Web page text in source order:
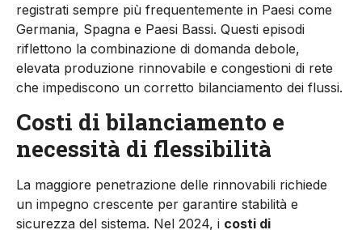
registrati sempre più frequentemente in Paesi come
Germania, Spagna e Paesi Bassi. Questi episodi
riflettono la combinazione di domanda debole,
elevata produzione rinnovabile e congestioni di rete
che impediscono un corretto bilanciamento dei flussi.
Costi di bilanciamento e
necessità di flessibilità
La maggiore penetrazione delle rinnovabili richiede
un impegno crescente per garantire stabilità e
sicurezza del sistema. Nel 2024, i costi di